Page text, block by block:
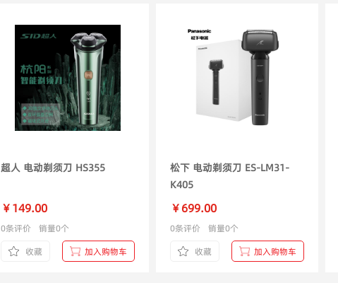
超人 电动剃须刀 HS355
￥149.00
0条评价
销量0个
收藏
加入购物车
松下 电动剃须刀 ES-LM31-
K405
￥699.00
0条评价
销量0个
收藏
加入购物车